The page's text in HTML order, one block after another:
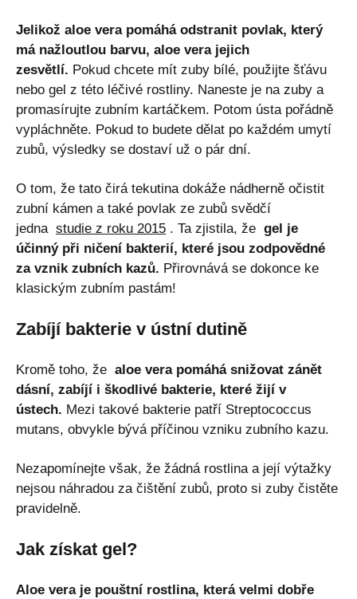
Jelikož aloe vera pomáhá odstranit povlak, který
má nažloutlou barvu, aloe vera jejich
zesvětlí. Pokud chcete mít zuby bílé, použijte šťávu
nebo gel z této léčivé rostliny. Naneste je na zuby a
promasírujte zubním kartáčkem. Potom ústa pořádně
vypláchněte. Pokud to budete dělat po každém umytí
zubů, výsledky se dostaví už o pár dní.
O tom, že tato čirá tekutina dokáže nádherně očistit
zubní kámen a také povlak ze zubů svědčí
jedna studie z roku 2015 . Ta zjistila, že gel je
účinný při ničení bakterií, které jsou zodpovědné
za vznik zubních kazů. Přirovnává se dokonce ke
klasickým zubním pastám!
Zabíjí bakterie v ústní dutině
Kromě toho, že aloe vera pomáhá snižovat zánět
dásní, zabíjí i škodlivé bakterie, které žijí v
ústech. Mezi takové bakterie patří Streptococcus
mutans, obvykle bývá příčinou vzniku zubního kazu.
Nezapomínejte však, že žádná rostlina a její výtažky
nejsou náhradou za čištění zubů, proto si zuby čistěte
pravidelně.
Jak získat gel?
Aloe vera je pouštní rostlina, která velmi dobře